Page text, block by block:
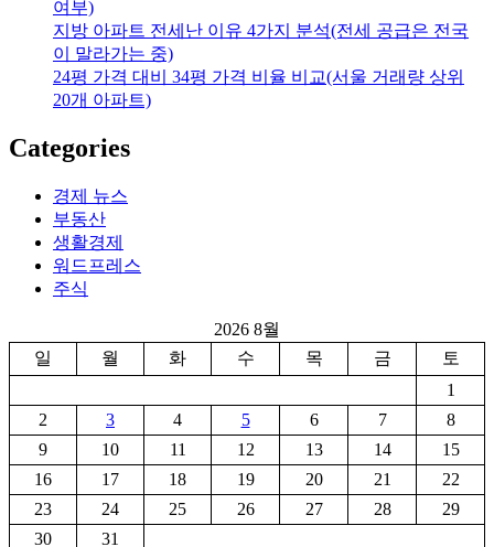
여부)
지방 아파트 전세난 이유 4가지 분석(전세 공급은 전국
이 말라가는 중)
24평 가격 대비 34평 가격 비율 비교(서울 거래량 상위
20개 아파트)
Categories
경제 뉴스
부동산
생활경제
워드프레스
주식
2026 8월
일
월 화 수 목 금
토
1
2
3 4 5 6 7
8
9
10 11 12 13 14
15
16
17 18 19 20 21
22
23
24 25 26 27 28
29
30
31